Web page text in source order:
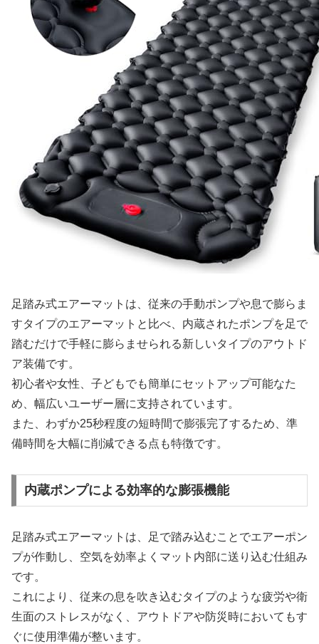
足踏み式エアーマットは、従来の手動ポンプや息で膨らま
すタイプのエアーマットと比べ、内蔵されたポンプを足で
踏むだけで手軽に膨らませられる新しいタイプのアウトド
ア装備です。
初心者や女性、子どもでも簡単にセットアップ可能なた
め、幅広いユーザー層に支持されています。
また、わずか25秒程度の短時間で膨張完了するため、準
備時間を大幅に削減できる点も特徴です。
内蔵ポンプによる効率的な膨張機能
足踏み式エアーマットは、足で踏み込むことでエアーポン
プが作動し、空気を効率よくマット内部に送り込む仕組み
です。
これにより、従来の息を吹き込むタイプのような疲労や衛
生面のストレスがなく、アウトドアや防災時においてもす
ぐに使用準備が整います。